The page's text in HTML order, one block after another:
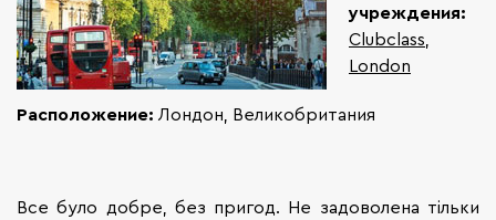
учреждения:
Clubclass,
London
Расположение: Лондон, Великобритания
Все було добре, без пригод. Не задоволена тільки